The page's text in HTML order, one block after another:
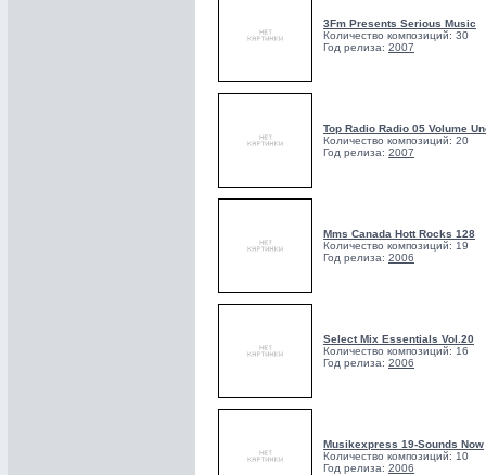
3Fm Presents Serious Music
Количество композиций: 30
Год релиза: 2007
Top Radio Radio 05 Volume
Количество композиций: 20
Год релиза: 2007
Mms Canada Hott Rocks 128
Количество композиций: 19
Год релиза: 2006
Select Mix Essentials Vol.20
Количество композиций: 16
Год релиза: 2006
Musikexpress 19-Sounds Now
Количество композиций: 10
Год релиза: 2006